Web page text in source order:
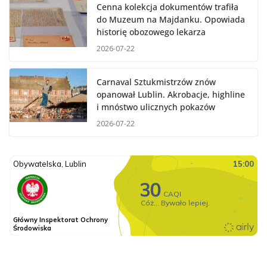
Cenna kolekcja dokumentów trafiła
do Muzeum na Majdanku. Opowiada
historię obozowego lekarza
2026-07-22
Carnaval Sztukmistrzów znów
opanował Lublin. Akrobacje, highline
i mnóstwo ulicznych pokazów
2026-07-22